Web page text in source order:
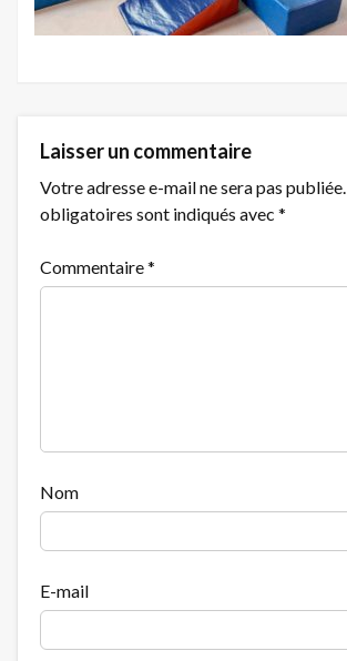
Laisser un commentaire
Votre adresse e-mail ne sera pas publiée.
obligatoires sont indiqués avec *
Commentaire*
Nom
E-mail